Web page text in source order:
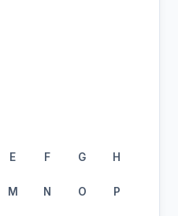
E F G H
M N O P